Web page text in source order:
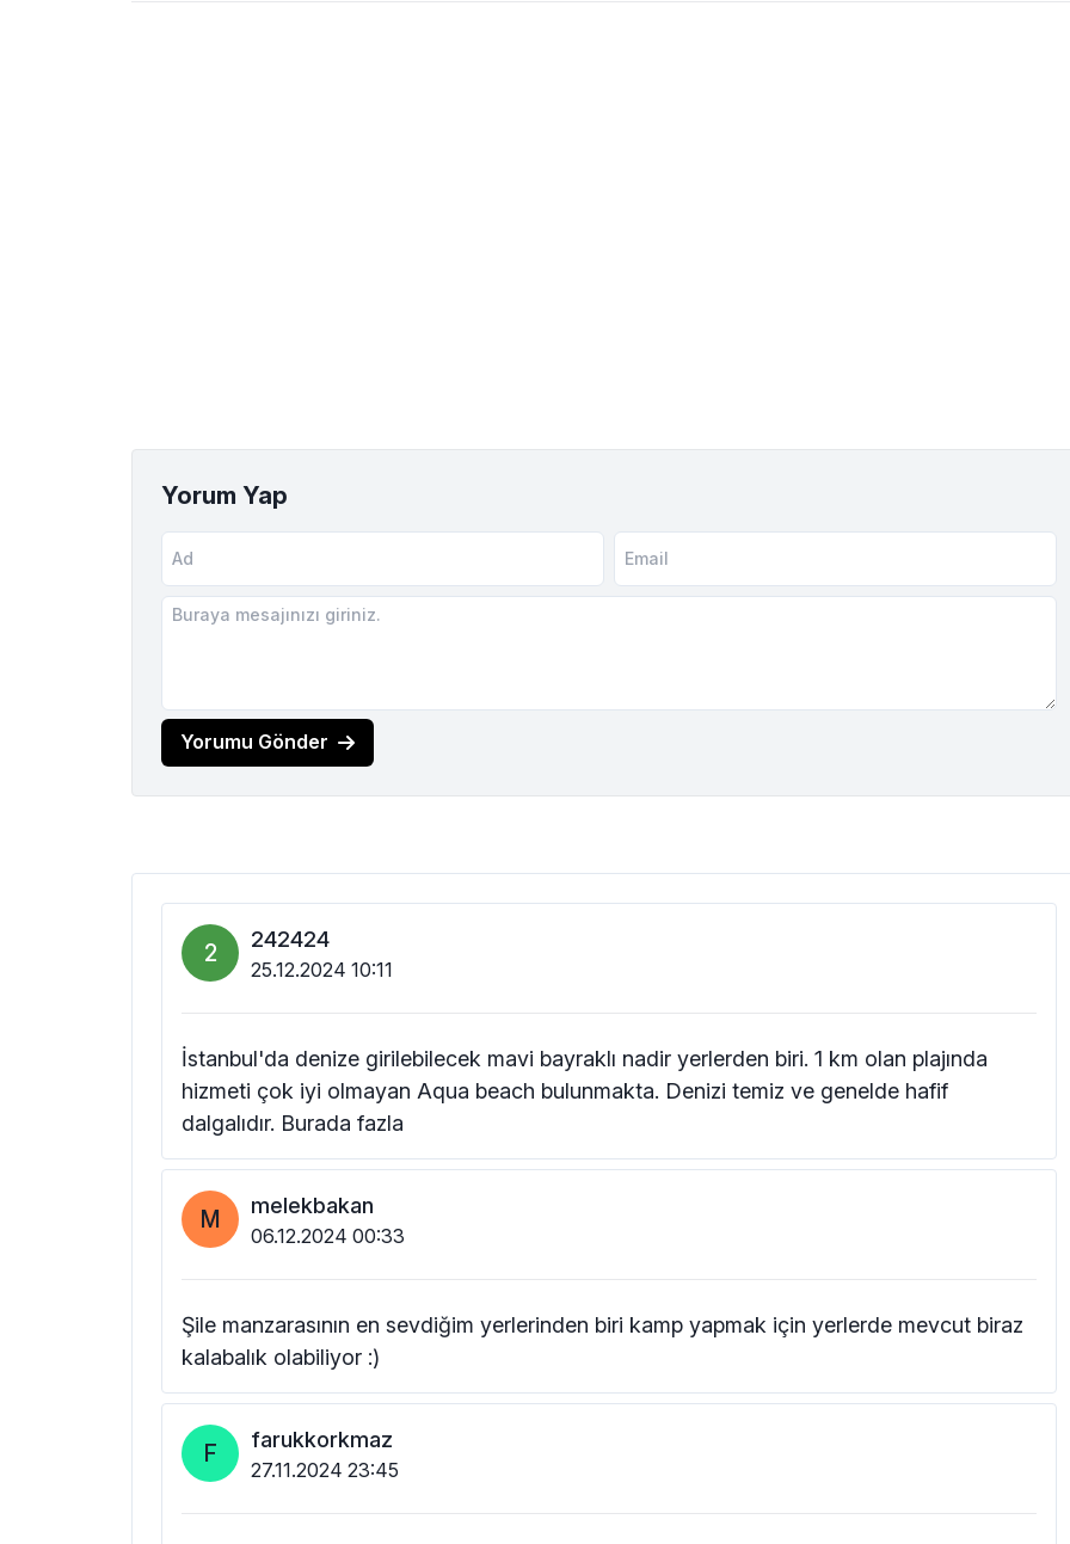
Yorum Yap
Yorumu Gönder
2 242424
25.12.2024 10:11
İstanbul'da denize girilebilecek mavi bayraklı nadir yerlerden biri. 1 km olan plajında
hizmeti çok iyi olmayan Aqua beach bulunmakta. Denizi temiz ve genelde hafif
dalgalıdır. Burada fazla
M melekbakan
06.12.2024 00:33
Şile manzarasının en sevdiğim yerlerinden biri kamp yapmak için yerlerde mevcut biraz
kalabalık olabiliyor :)
F farukkorkmaz
27.11.2024 23:45